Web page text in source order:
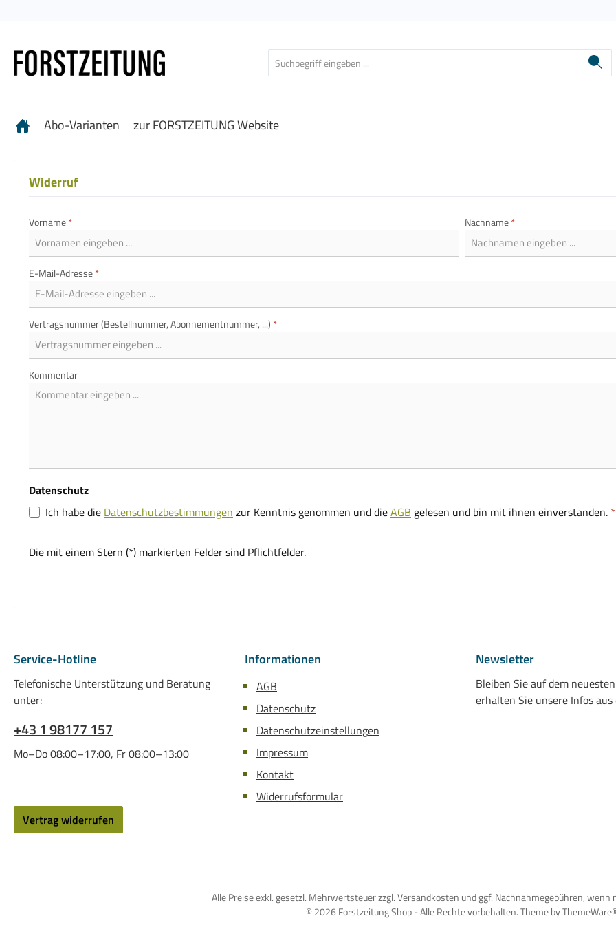
Abo-Varianten zur FORSTZEITUNG Website
Widerruf
Vorname* Nachname*
E-Mail-Adresse*
Vertragsnummer (Bestellnummer, Abonnementnummer, ...) *
Kommentar
Datenschutz
Ich habe die Datenschutzbestimmungen zur Kenntnis genommen und dieAGB gelesen und bin mit ihnen einverstanden. *
Die mit einem Stern (*) markierten Felder sind Pflichtfelder.
Service-Hotline
Telefonische Unterstützung und Beratung
unter:
+43 1 98177 157
Mo–Do 08:00–17:00, Fr 08:00–13:00
Vertrag widerrufen
Informationen
AGB
Datenschutz
Datenschutzeinstellungen
Impressum
Kontakt
Widerrufsformular
Newsletter
Bleiben Sie auf dem
erhalten Sie unsere Infos
Alle Preise exkl. gesetzl. Mehrwertsteuer zzgl. Versandkosten und ggf. Nachnahmegebühren, wenn
© 2026 Forstzeitung Shop - Alle Rechte vorbehalten. Theme by